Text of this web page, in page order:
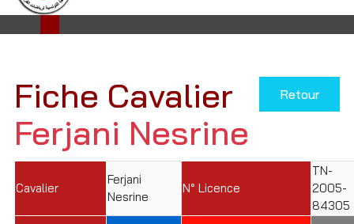
Retour
Fiche Cavalier
Ferjani Nesrine
Cavalier
Ferjani
Nesrine
N° Licence
TN-
2005-
84305